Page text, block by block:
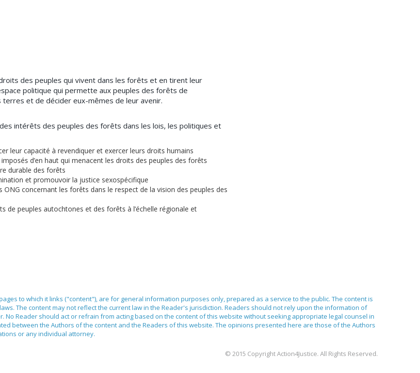
des peuples qui vivent dans les forêts et en tirent leur
politique qui permette aux peuples des forêts de
et de décider eux-mêmes de leur avenir.
intérêts des peuples des forêts dans les lois, les politiques et
leur capacité à revendiquer et exercer leurs droits humains
d’en haut qui menacent les droits des peuples des forêts
durable des forêts
et promouvoir la justice sexospécifique
concernant les forêts dans le respect de la vision des peuples des
de peuples autochtones et des forêts à l’échelle régionale et
to which it links ("content"), are for general information purposes only, prepared as a service to the public. The content is
The content may not reflect the current law in the Reader's jurisdiction. Readers should not rely upon the information of
No Reader should act or refrain from acting based on the content of this website without seeking appropriate legal counsel in
between the Authors of the content and the Readers of this website. The opinions presented here are those of the Authors
or any individual attorney.
© 2015 Copyright Action4Justice. All Rights Reserved.